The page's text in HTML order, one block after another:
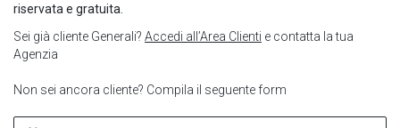
riservata e gratuita.
Sei già cliente Generali? Accedi all’Area Clienti e contatta la tua
Agenzia
Non sei ancora cliente? Compila il seguente form